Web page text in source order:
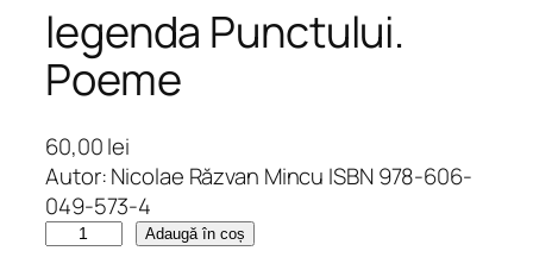
legenda Punctului.
Poeme
60,00lei
Autor: Nicolae Răzvan Mincu ISBN 978-606-
049-573-4
Adaugă în coș